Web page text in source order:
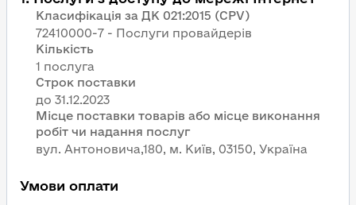
Класифікація за ДК 021:2015 (CPV)
72410000-7 - Послуги провайдерів
Кількість
1 послуга
Строк поставки
Місце поставки товарів або місце виконання
робіт чи надання послуг
вул. Антоновича,180, м. Київ, 03150, Україна
Умови оплати